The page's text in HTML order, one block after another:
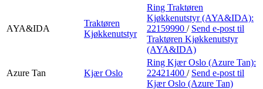
AYA&IDA
Traktøren
Kjøkkenutstyr
Ring Traktøren
Kjøkkenutstyr (AYA&IDA):
22159990 / Send e-post til
Traktøren Kjøkkenutstyr
(AYA&IDA)
Azure Tan Kjær Oslo
Ring Kjær Oslo (Azure Tan):
22421400 / Send e-post til
Kjær Oslo (Azure Tan)